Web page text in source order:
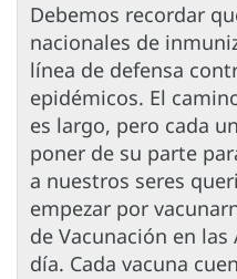
Debemos recordar
nacionales de
línea de defensa
epidémicos. El
es largo, pero cada
poner de su parte
a nuestros seres
empezar por
de Vacunación en
día. Cada vacuna